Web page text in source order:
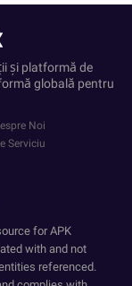
și platformă de
globală pentru
Noi
Serviciu
for APK
with and not
referenced.